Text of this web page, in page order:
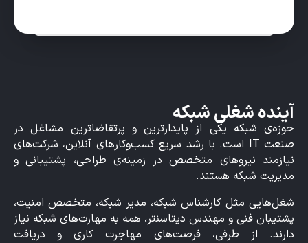
آینده شغلی شبکه
حوزه‌ی شبکه یکی از پایدارترین و پرتقاضاترین مشاغل در
صنعت IT است. با رشد سریع کسب‌وکارهای آنلاین، شرکت‌های
نیازمند نیروهای متخصص در زمینه‌ی طراحی، پشتیبانی و
مدیریت شبکه هستند.
شغل‌هایی مثل کارشناس شبکه، مدیر شبکه، متخصص امنیت،
پشتیبان فنی و مهندس دیتاسنتر، همه به مهارت‌های شبکه نیاز
دارند. از طرفی، فرصت‌های مهاجرت کاری و دریافت